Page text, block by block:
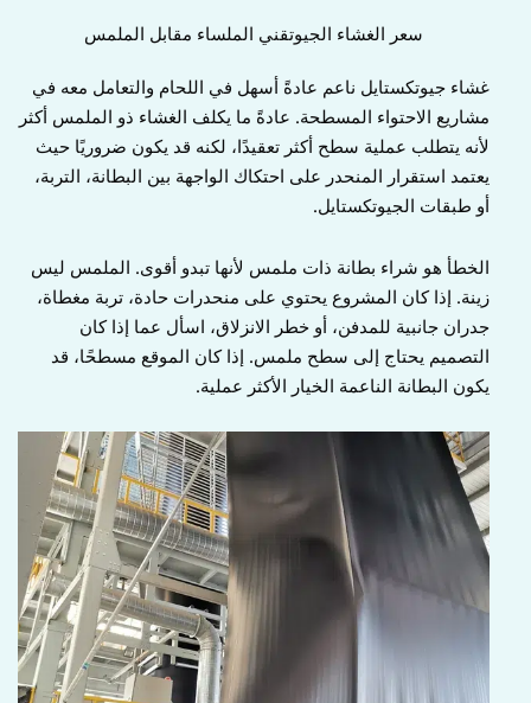
سعر الغشاء الجيوتقني الملساء مقابل الملمس
غشاء جيوتكستايل ناعم عادةً أسهل في اللحام والتعامل معه في
مشاريع الاحتواء المسطحة. عادةً ما يكلف الغشاء ذو الملمس أكثر
لأنه يتطلب عملية سطح أكثر تعقيدًا، لكنه قد يكون ضروريًا حيث
يعتمد استقرار المنحدر على احتكاك الواجهة بين البطانة، التربة،
أو طبقات الجيوتكستايل.
الخطأ هو شراء بطانة ذات ملمس لأنها تبدو أقوى. الملمس ليس
زينة. إذا كان المشروع يحتوي على منحدرات حادة، تربة مغطاة،
جدران جانبية للمدفن، أو خطر الانزلاق، اسأل عما إذا كان
التصميم يحتاج إلى سطح ملمس. إذا كان الموقع مسطحًا، قد
يكون البطانة الناعمة الخيار الأكثر عملية.